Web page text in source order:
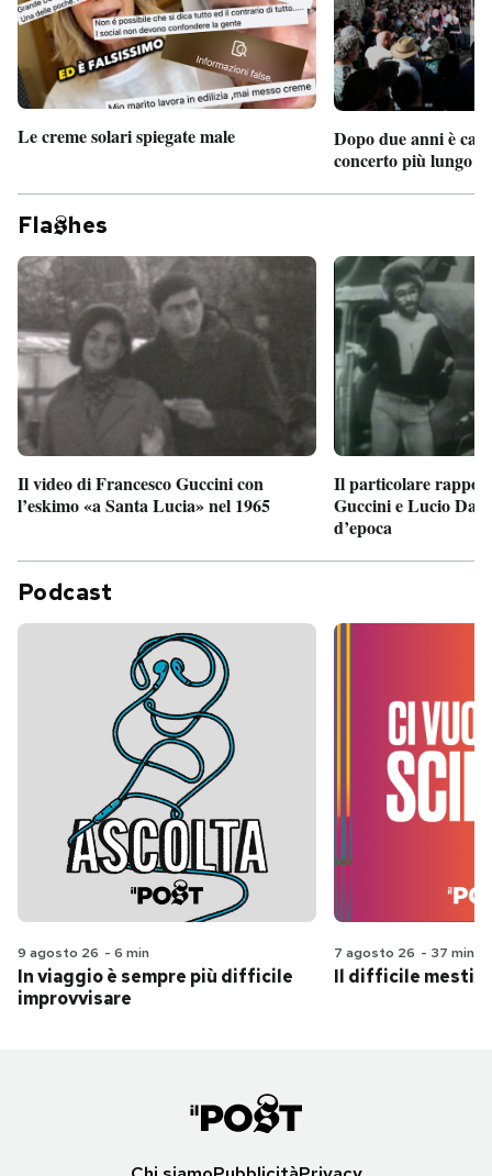
Le creme solari spiegate male
Dopo due anni è
concerto più lungo
Fla hes
Il video di Francesco Guccini con
l’eskimo «a Santa Lucia» nel 1965
Il particolare
Guccini e Lucio
d’epoca
Podcast
9 agosto 26 - 6 min
In viaggio è sempre più difficile
improvvisare
7 agosto 26 - 37 min
Il difficile